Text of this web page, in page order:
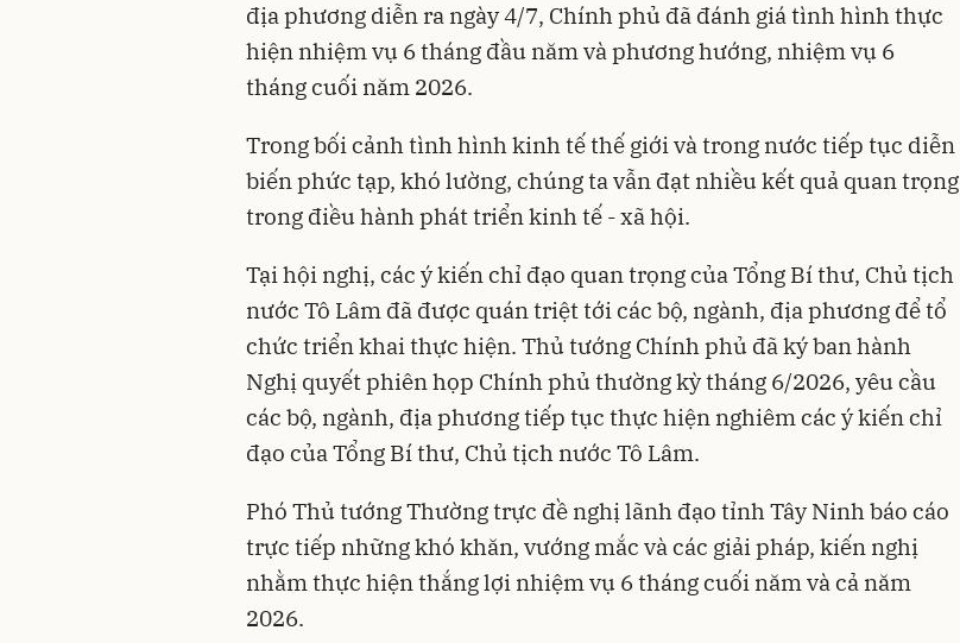
địa phương diễn ra ngày 4/7, Chính phủ đã đánh giá tình hình thực
hiện nhiệm vụ 6 tháng đầu năm và phương hướng, nhiệm vụ 6
tháng cuối năm 2026.
Trong bối cảnh tình hình kinh tế thế giới và trong nước tiếp tục diễn
biến phức tạp, khó lường, chúng ta vẫn đạt nhiều kết quả quan trọng
trong điều hành phát triển kinh tế - xã hội.
Tại hội nghị, các ý kiến chỉ đạo quan trọng của Tổng Bí thư, Chủ tịch
nước Tô Lâm đã được quán triệt tới các bộ, ngành, địa phương để tổ
chức triển khai thực hiện. Thủ tướng Chính phủ đã ký ban hành
Nghị quyết phiên họp Chính phủ thường kỳ tháng 6/2026, yêu cầu
các bộ, ngành, địa phương tiếp tục thực hiện nghiêm các ý kiến chỉ
đạo của Tổng Bí thư, Chủ tịch nước Tô Lâm.
Phó Thủ tướng Thường trực đề nghị lãnh đạo tỉnh Tây Ninh báo cáo
trực tiếp những khó khăn, vướng mắc và các giải pháp, kiến nghị
nhằm thực hiện thắng lợi nhiệm vụ 6 tháng cuối năm và cả năm
2026.